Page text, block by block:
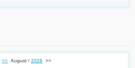
<< August / 2026 >>